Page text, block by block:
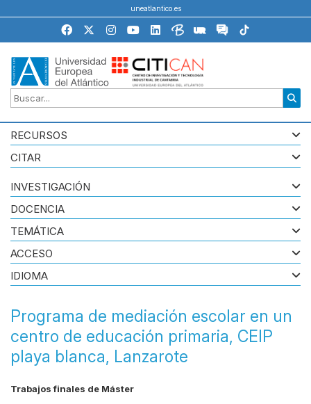
uneatlantico.es
RECURSOS
CITAR
Programa de mediación escolar en un
centro de educación primaria, CEIP
playa blanca, Lanzarote
Trabajos finales de Máster
INVESTIGACIÓN
DOCENCIA
TEMÁTICA
ACCESO
IDIOMA